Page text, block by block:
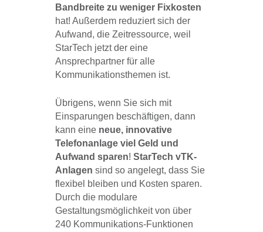
Bandbreite zu weniger Fixkosten
hat! Außerdem reduziert sich der
Aufwand, die Zeitressource, weil
StarTech jetzt der eine
Ansprechpartner für alle
Kommunikationsthemen ist.
Übrigens, wenn Sie sich mit
Einsparungen beschäftigen, dann
kann eine neue, innovative
Telefonanlage viel Geld und
Aufwand sparen! StarTech vTK-
Anlagen sind so angelegt, dass Sie
flexibel bleiben und Kosten sparen.
Durch die modulare
Gestaltungsmöglichkeit von über
240 Kommunikations-Funktionen